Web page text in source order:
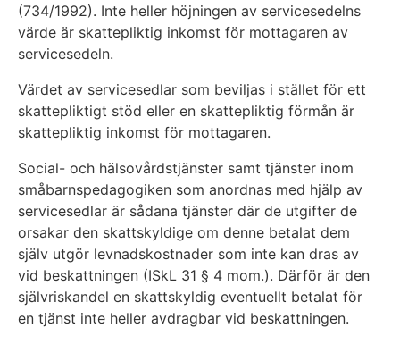
(734/1992). Inte heller höjningen av servicesedelns
värde är skattepliktig inkomst för mottagaren av
servicesedeln.
Värdet av servicesedlar som beviljas i stället för ett
skattepliktigt stöd eller en skattepliktig förmån är
skattepliktig inkomst för mottagaren.
Social- och hälsovårdstjänster samt tjänster inom
småbarnspedagogiken som anordnas med hjälp av
servicesedlar är sådana tjänster där de utgifter de
orsakar den skattskyldige om denne betalat dem
själv utgör levnadskostnader som inte kan dras av
vid beskattningen (ISkL 31 § 4 mom.). Därför är den
självriskandel en skattskyldig eventuellt betalat för
en tjänst inte heller avdragbar vid beskattningen.